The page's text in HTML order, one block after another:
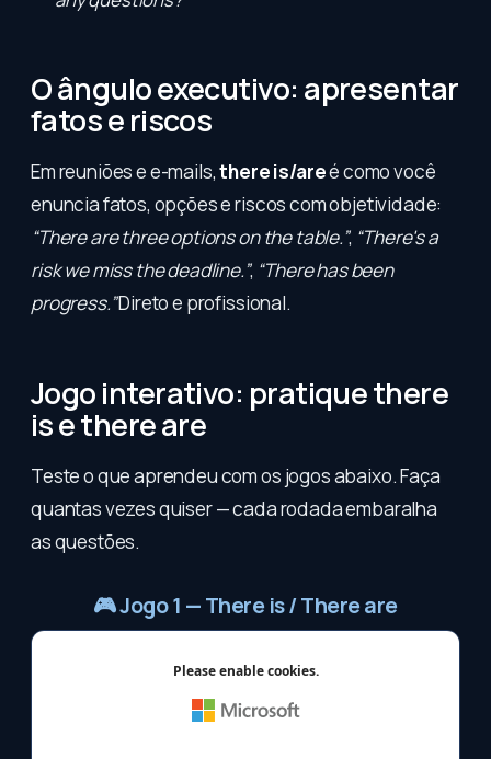
O ângulo executivo: apresentar
fatos e riscos
Em reuniões e e-mails,there is/areé como você
enuncia fatos, opções e riscos com objetividade:
“There are three options on the table.”, “There's a
risk we miss the deadline.”, “There has been
progress.”Direto e profissional.
Jogo interativo: pratique there
is e there are
Teste o que aprendeu com os jogos abaixo. Faça
quantas vezes quiser — cada rodada embaralha
as questões.
🎮Jogo 1 — There is / There are